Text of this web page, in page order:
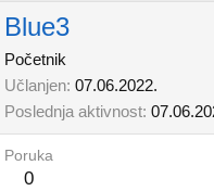
Blue3
Početnik
Učlanjen 07.06.2022.
Poslednja aktivnost
Poruka
0